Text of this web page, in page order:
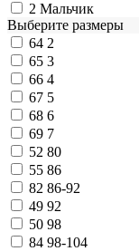
2 Мальчик
Выберите размеры
64 2
65 3
66 4
67 5
68 6
69 7
52 80
55 86
82 86-92
49 92
50 98
84 98-104